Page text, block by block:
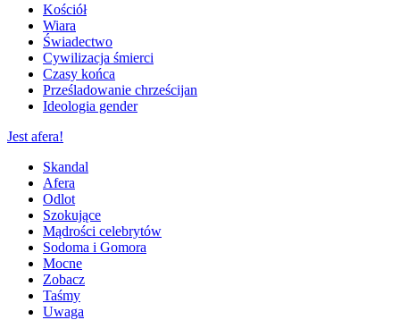
Kościół
Wiara
Świadectwo
Cywilizacja śmierci
Czasy końca
Prześladowanie chrześcijan
Ideologia gender
Jest afera!
Skandal
Afera
Odlot
Szokujące
Mądrości celebrytów
Sodoma i Gomora
Mocne
Zobacz
Taśmy
Uwaga